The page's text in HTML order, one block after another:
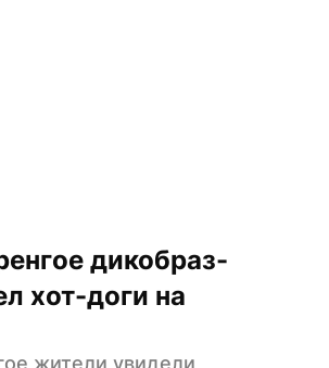
дикобраз-
хот-доги на
жители увидели